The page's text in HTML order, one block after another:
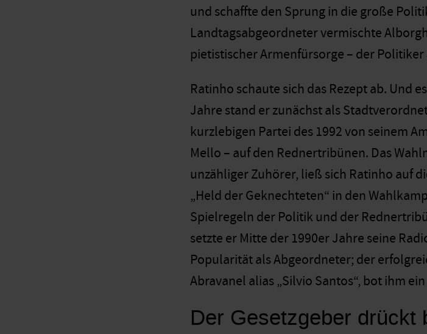
und schaffte den Sprung in die große
Landtagsabgeordneter vermischte
pietistischer Armenfürsorge – der
Ratinho schaute sich das Rezept ab. Und
Jahre stand er zunächst als
kurzlebigen Partei des 1992 von seinem
Mello – auf den Rednertribünen. Das
unzähliger Zuhörer, ließ sich Ratinho auf
„Held der Geknechteten“ in den
Spielregeln der Politik und der
setzte er Mitte der 1990er Jahre seine
Popularität als Abgeordneter; der
Abravanel alias „Silvio Santos“, bot ihm
Der Gesetzgeber drückt